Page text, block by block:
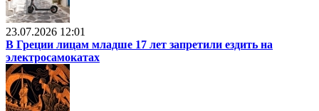
23.07.2026 12:01
В Греции лицам младше 17 лет запретили ездить на
электросамокатах